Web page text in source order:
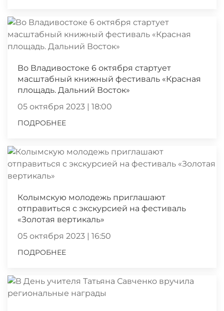
Во Владивостоке 6 октября стартует
масштабный книжный фестиваль «Красная
площадь. Дальний Восток»
05 октября 2023 | 18:00
ПОДРОБНЕЕ
Колымскую молодежь приглашают
отправиться с экскурсией на фестиваль
«Золотая вертикаль»
05 октября 2023 | 16:50
ПОДРОБНЕЕ